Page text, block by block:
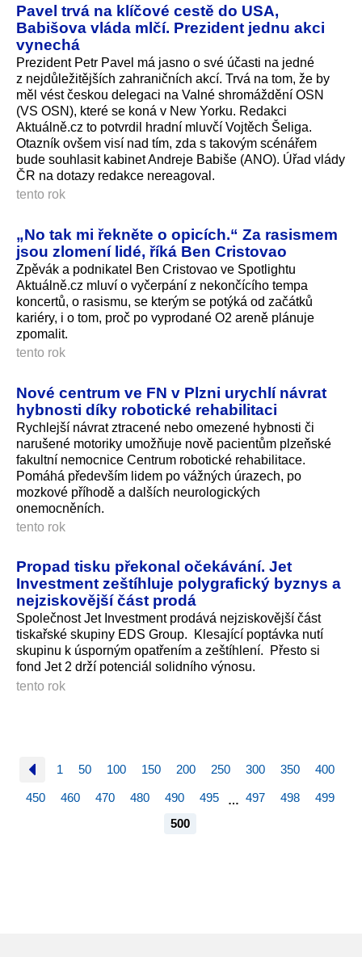
Pavel trvá na klíčové cestě do USA,
Babišova vláda mlčí. Prezident jednu akci
vynechá
Prezident Petr Pavel má jasno o své účasti na jedné
z nejdůležitějších zahraničních akcí. Trvá na tom, že by
měl vést českou delegaci na Valné shromáždění OSN
(VS OSN), které se koná v New Yorku. Redakci
Aktuálně.cz to potvrdil hradní mluvčí Vojtěch Šeliga.
Otazník ovšem visí nad tím, zda s takovým scénářem
bude souhlasit kabinet Andreje Babiše (ANO). Úřad vlády
ČR na dotazy redakce nereagoval.
tento rok
„No tak mi řekněte o opicích.“ Za rasismem
jsou zlomení lidé, říká Ben Cristovao
Zpěvák a podnikatel Ben Cristovao ve Spotlightu
Aktuálně.cz mluví o vyčerpání z nekončícího tempa
koncertů, o rasismu, se kterým se potýká od začátků
kariéry, i o tom, proč po vyprodané O2 areně plánuje
zpomalit.
tento rok
Nové centrum ve FN v Plzni urychlí návrat
hybnosti díky robotické rehabilitaci
Rychlejší návrat ztracené nebo omezené hybnosti či
narušené motoriky umožňuje nově pacientům plzeňské
fakultní nemocnice Centrum robotické rehabilitace.
Pomáhá především lidem po vážných úrazech, po
mozkové příhodě a dalších neurologických
onemocněních.
tento rok
Propad tisku překonal očekávání. Jet
Investment zeštíhluje polygrafický byznys a
nejziskovější část prodá
Společnost Jet Investment prodává nejziskovější část
tiskařské skupiny EDS Group. Klesající poptávka nutí
skupinu k úsporným opatřením a zeštíhlení. Přesto si
fond Jet 2 drží potenciál solidního výnosu.
tento rok
1 50 100 150 200 250 300 350 400
450 460 470 480 490 495 … 497 498
499
500